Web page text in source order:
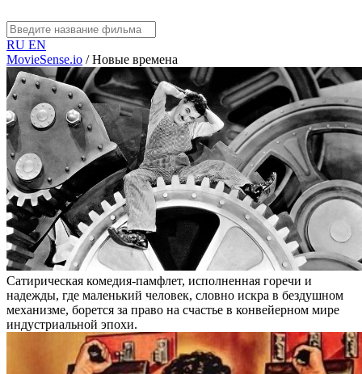
RU EN
MovieSense.io / Новые времена
Сатирическая комедия-памфлет, исполненная горечи и
надежды, где маленький человек, словно искра в бездушном
механизме, борется за право на счастье в конвейерном мире
индустриальной эпохи.